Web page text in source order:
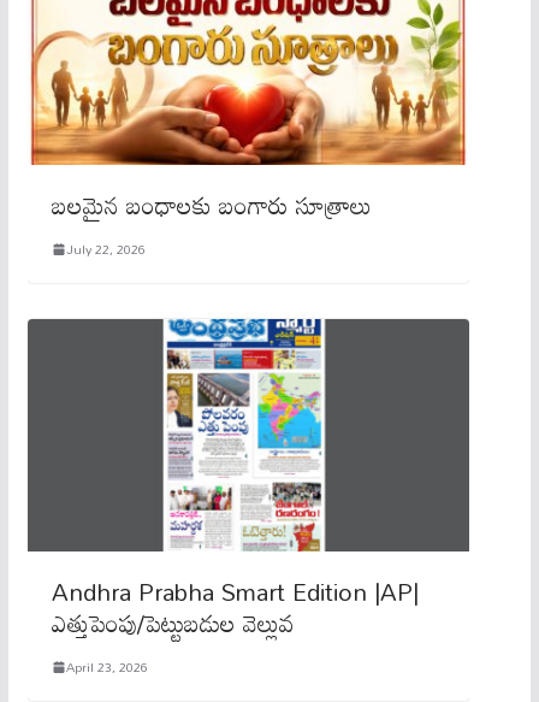
బలమైన బంధాలకు బంగారు సూత్రాలు
July 22, 2026
Andhra Prabha Smart Edition |AP|
ఎత్తుపెంపు/పెట్టుబడుల వెల్లువ
April 23, 2026